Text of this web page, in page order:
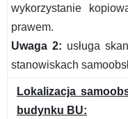
wykorzystanie
prawem.
Uwaga 2: usługa
stanowiskach
Lokalizacja
budynku BU: